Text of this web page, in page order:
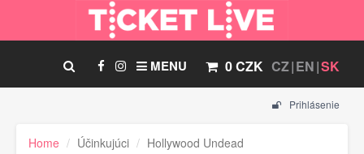
CZ EN SK
0 CZK
MENU
Prihlásenie
Home Účinkujúci Hollywood Undead